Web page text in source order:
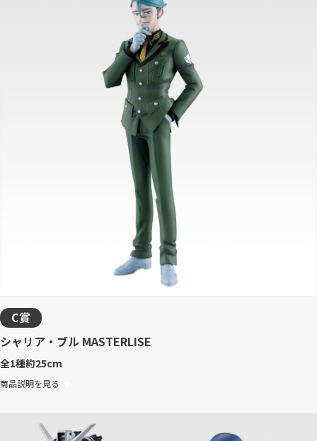
C賞
シャリア・ブル MASTERLISE
全1種約25cm
商品説明を見る